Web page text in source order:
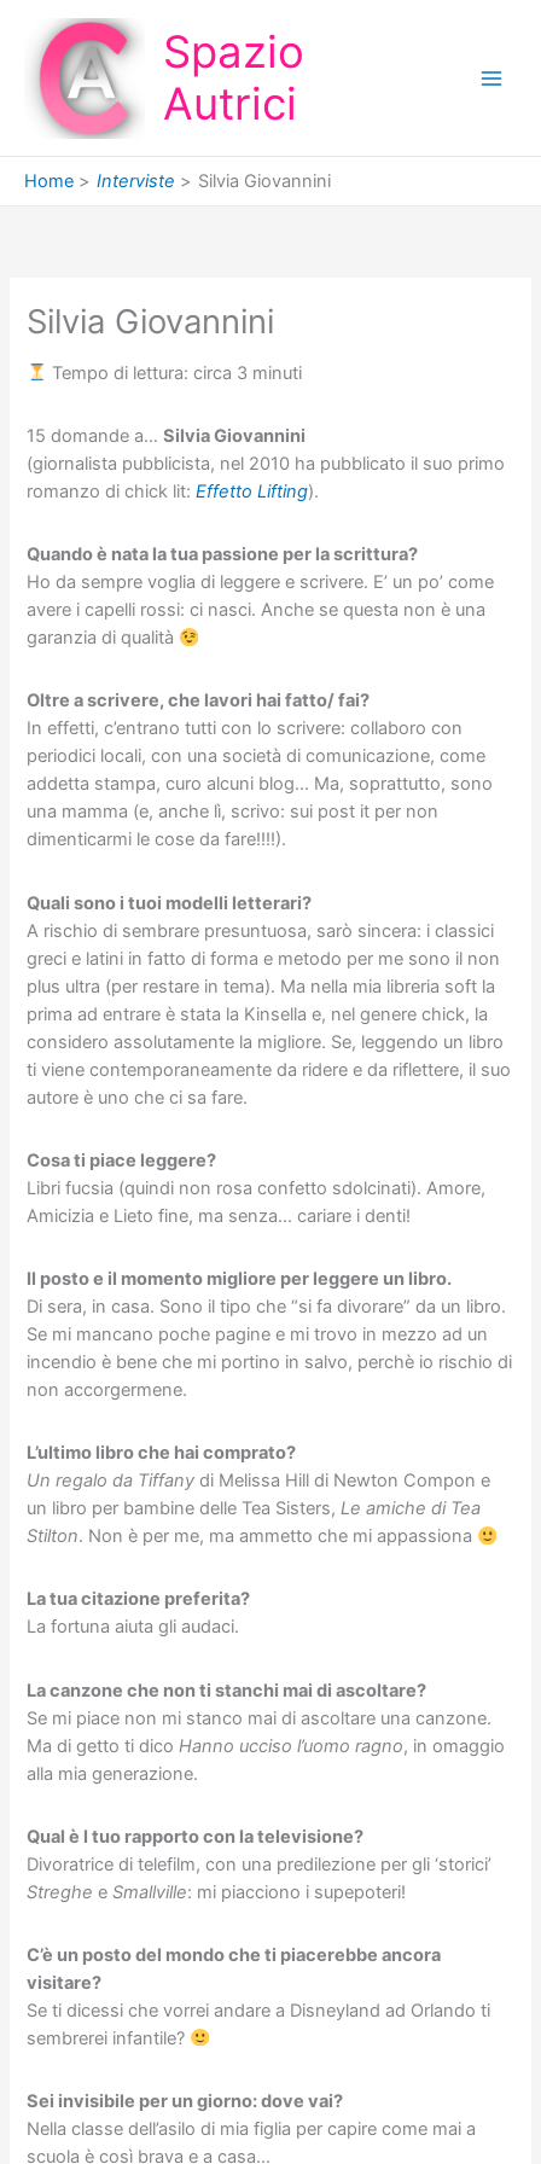
contenuto
Spazio
Autrici
Home Interviste Silvia Giovannini
Silvia Giovannini
Tempo di lettura: circa 3 minuti
15 domande a…Silvia Giovannini
(giornalista pubblicista, nel 2010 ha pubblicato il suo primo
romanzo di chick lit:Effetto Lifting).
Quando è nata la tua passione per la scrittura?
Ho da sempre voglia di leggere e scrivere. E’ un po’ come
avere i capelli rossi: ci nasci. Anche se questa non è una
garanzia di qualità
Oltre a scrivere, che lavori hai fatto/ fai?
In effetti, c’entrano tutti con lo scrivere: collaboro con
periodici locali, con una società di comunicazione, come
addetta stampa, curo alcuni blog… Ma, soprattutto, sono
una mamma (e, anche lì, scrivo: sui post it per non
dimenticarmi le cose da fare!!!!).
Quali sono i tuoi modelli letterari?
A rischio di sembrare presuntuosa, sarò sincera: i classici
greci e latini in fatto di forma e metodo per me sono il non
plus ultra (per restare in tema). Ma nella mia libreria soft la
prima ad entrare è stata la Kinsella e, nel genere chick, la
considero assolutamente la migliore. Se, leggendo un libro
ti viene contemporaneamente da ridere e da riflettere, il suo
autore è uno che ci sa fare.
Cosa ti piace leggere?
Libri fucsia (quindi non rosa confetto sdolcinati). Amore,
Amicizia e Lieto fine, ma senza… cariare i denti!
Il posto e il momento migliore per leggere un libro.
Di sera, in casa. Sono il tipo che “si fa divorare” da un libro.
Se mi mancano poche pagine e mi trovo in mezzo ad un
incendio è bene che mi portino in salvo, perchè io rischio di
non accorgermene.
L’ultimo libro che hai comprato?
Un regalo da Tiffany di Melissa Hill di Newton Compon e
un libro per bambine delle Tea Sisters,Le amiche di Tea
Stilton. Non è per me, ma ammetto che mi appassiona
La tua citazione preferita?
La fortuna aiuta gli audaci.
La canzone che non ti stanchi mai di ascoltare?
Se mi piace non mi stanco mai di ascoltare una canzone.
Ma di getto ti dico Hanno ucciso l’uomo ragno, in omaggio
alla mia generazione.
Qual è l tuo rapporto con la televisione?
Divoratrice di telefilm, con una predilezione per gli ‘storici’
Streghe eSmallville: mi piacciono i supepoteri!
C’è un posto del mondo che ti piacerebbe ancora
visitare?
Se ti dicessi che vorrei andare a Disneyland ad Orlando ti
sembrerei infantile?
Sei invisibile per un giorno: dove vai?
Nella classe dell’asilo di mia figlia per capire come mai a
scuola è così brava e a casa…